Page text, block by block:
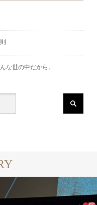
な世の中だから。